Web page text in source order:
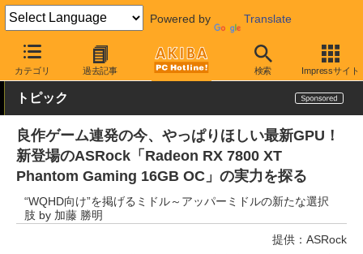
Powered by Translate
カテゴリ 過去記事 検索 Impressサイト
AKIBA PC Hotline! PCパーツ ビデオカード（グラフィックボード
トピック
良作ゲーム連発の今、やっぱりほしい最新GPU！
新登場のASRock「Radeon RX 7800 XT
Phantom Gaming 16GB OC」の実力を探る
“WQHD向け”を掲げるミドル～アッパーミドルの新たな選択
肢 by 加藤 勝明
提供：ASRock